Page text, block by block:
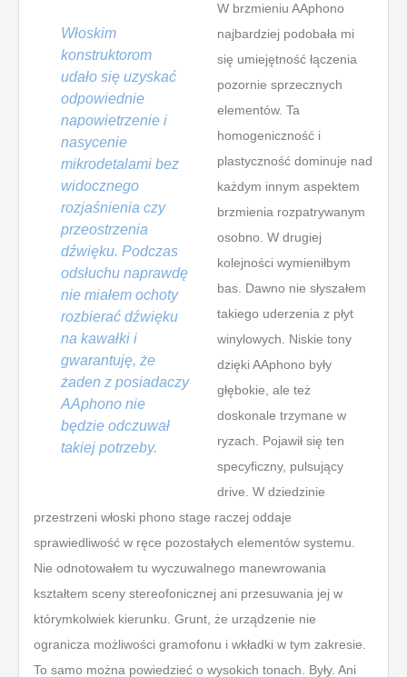
Włoskim
konstruktorom
udało się uzyskać
odpowiednie
napowietrzenie i
nasycenie
mikrodetalami bez
widocznego
rozjaśnienia czy
przeostrzenia
dźwięku. Podczas
odsłuchu naprawdę
nie miałem ochoty
rozbierać dźwięku
na kawałki i
gwarantuję, że
żaden z posiadaczy
AAphono nie
będzie odczuwał
takiej potrzeby.
W brzmieniu AAphono
najbardziej podobała mi
się umiejętność łączenia
pozornie sprzecznych
elementów. Ta
homogeniczność i
plastyczność dominuje nad
każdym innym aspektem
brzmienia rozpatrywanym
osobno. W drugiej
kolejności wymieniłbym
bas. Dawno nie słyszałem
takiego uderzenia z płyt
winylowych. Niskie tony
dzięki AAphono były
głębokie, ale też
doskonale trzymane w
ryzach. Pojawił się ten
specyficzny, pulsujący
drive. W dziedzinie
przestrzeni włoski phono stage raczej oddaje
sprawiedliwość w ręce pozostałych elementów systemu.
Nie odnotowałem tu wyczuwalnego manewrowania
kształtem sceny stereofonicznej ani przesuwania jej w
którymkolwiek kierunku. Grunt, że urządzenie nie
ogranicza możliwości gramofonu i wkładki w tym zakresie.
To samo można powiedzieć o wysokich tonach. Były. Ani